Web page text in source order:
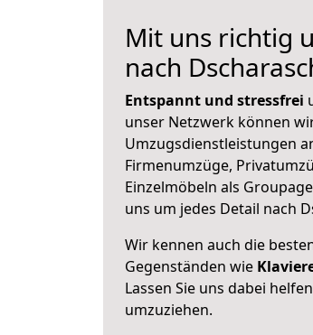
Mit uns richtig
nach
Entspannt und stressfrei
unser Netzwerk können
Umzugsdienstleistungen
Firmenumzüge,
Einzelmöbeln als
uns um jedes Detail nach
Wir kennen auch die
Gegenständen wie
Lassen Sie uns dabei
umzuziehen.